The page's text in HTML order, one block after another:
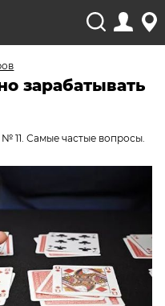
зарабатывать
11. Самые частые вопросы.